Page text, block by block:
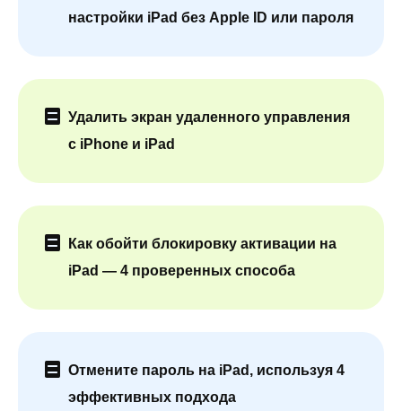
настройки iPad без Apple ID или пароля
Удалить экран удаленного управления
с iPhone и iPad
Как обойти блокировку активации на
iPad — 4 проверенных способа
Отмените пароль на iPad, используя 4
эффективных подхода